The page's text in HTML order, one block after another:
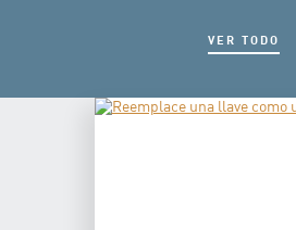
VER TODO